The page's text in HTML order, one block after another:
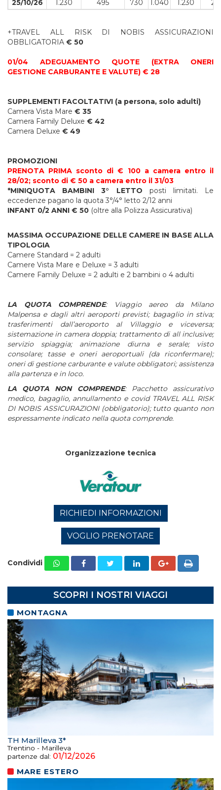
25/10/26 1.230 495 730 1.040 1.230
+TRAVEL ALL RISK DI NOBIS ASSICURAZIONI
OBBLIGATORIA € 50
01/04 ADEGUAMENTO QUOTE (EXTRA ONERI
GESTIONE CARBURANTE E VALUTE) € 28
SUPPLEMENTI FACOLTATIVI (a persona, solo adulti)
Camera Vista Mare € 35
Camera Family Deluxe € 42
Camera Deluxe € 49
PROMOZIONI
PRENOTA PRIMA sconto di € 100 a camera entro il
28/02; sconto di € 50 a camera entro il 31/03
*MINIQUOTA BAMBINI 3° LETTO posti limitati. Le
eccedenze pagano la quota 3°/4° letto 2/12 anni
INFANT 0/2 ANNI € 50 (oltre alla Polizza Assicurativa)
MASSIMA OCCUPAZIONE DELLE CAMERE IN BASE ALLA
TIPOLOGIA
Camere Standard = 2 adulti
Camere Vista Mare e Deluxe = 3 adulti
Camere Family Deluxe = 2 adulti e 2 bambini o 4 adulti
LA QUOTA COMPRENDE: Viaggio aereo da Milano
Malpensa e dagli altri aeroporti previsti; bagaglio in stiva;
trasferimenti dall’aeroporto al Villaggio e viceversa;
sistemazione in camera doppia; trattamento di all inclusive;
servizio spiaggia; animazione diurna e serale; visto
consolare; tasse e oneri aeroportuali (da riconfermare);
oneri di gestione carburante e valute obbligatori; assistenza
alla partenza e in loco.
LA QUOTA NON COMPRENDE: Pacchetto assicurativo
medico, bagaglio, annullamento e covid TRAVEL ALL RISK
DI NOBIS ASSICURAZIONI (obbligatorio); tutto quanto non
espressamente indicato nella quota comprende.
Organizzazione tecnica
RICHIEDI INFORMAZIONI
VOGLIO PRENOTARE
Condividi
SCOPRI I NOSTRI VIAGGI
MONTAGNA
TH Marilleva 3*
Trentino - Marilleva
partenze dal: 01/12/2026
MARE ESTERO